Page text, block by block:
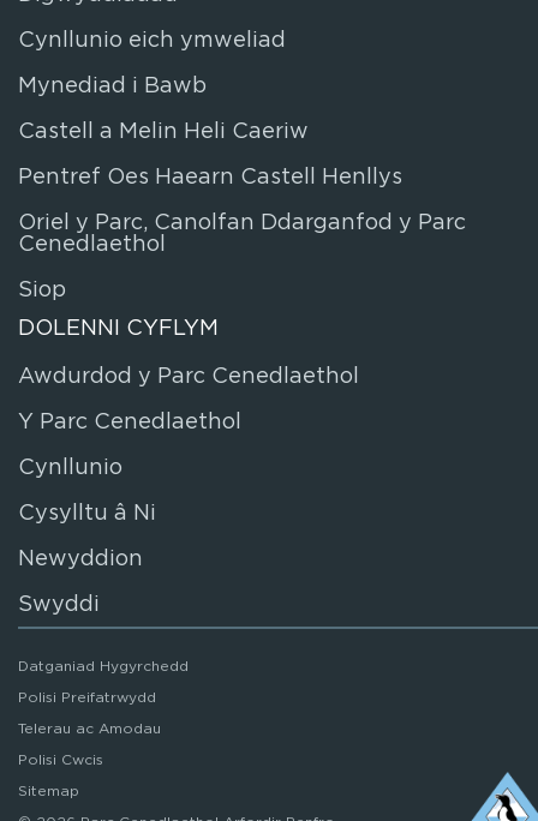
Cynllunio eich ymweliad
Mynediad i Bawb
Castell a Melin Heli Caeriw
Pentref Oes Haearn Castell Henllys
Oriel y Parc, Canolfan Ddarganfod y Parc
Cenedlaethol
Siop
DOLENNI CYFLYM
Awdurdod y Parc Cenedlaethol
Y Parc Cenedlaethol
Cynllunio
Cysylltu â Ni
Newyddion
Swyddi
Datganiad Hygyrchedd
Polisi Preifatrwydd
Telerau ac Amodau
Polisi Cwcis
Sitemap